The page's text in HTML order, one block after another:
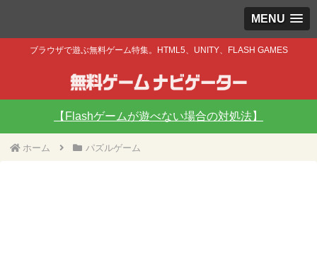
MENU
ブラウザで遊ぶ無料ゲーム特集。HTML5、UNITY、FLASH GAMES
【Flashゲームが遊べない場合の対処法】
ホーム パズルゲーム